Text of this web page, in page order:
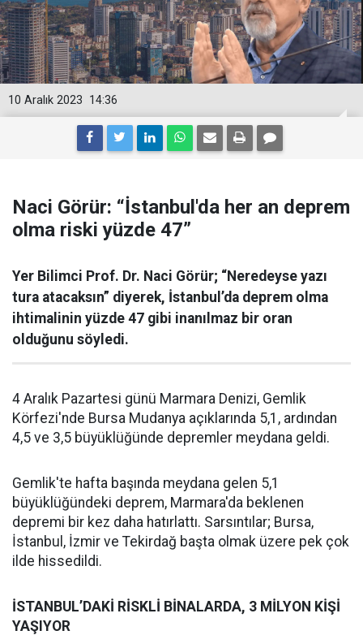
14:36
10 Aralık 2023
Naci Görür: “İstanbul'da her an deprem
olma riski yüzde 47”
Yer Bilimci Prof. Dr. Naci Görür; “Neredeyse yazı
tura atacaksın” diyerek, İstanbul’da deprem olma
ihtimalinin yüzde 47 gibi inanılmaz bir oran
olduğunu söyledi.
4 Aralık Pazartesi günü Marmara Denizi, Gemlik
Körfezi'nde Bursa Mudanya açıklarında 5,1, ardından
4,5 ve 3,5 büyüklüğünde depremler meydana geldi.
Gemlik'te hafta başında meydana gelen 5,1
büyüklüğündeki deprem, Marmara'da beklenen
depremi bir kez daha hatırlattı. Sarsıntılar; Bursa,
İstanbul, İzmir ve Tekirdağ başta olmak üzere pek çok
ilde hissedildi.
İSTANBUL’DAKİ RİSKLİ BİNALARDA, 3 MİLYON KİŞİ
YAŞIYOR